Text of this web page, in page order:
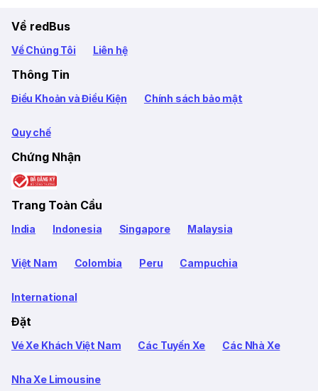
Về redBus
Về Chúng Tôi Liên hệ
Thông Tin
Điều Khoản và Điều Kiện Chính sách bảo mật
Quy chế
Chứng Nhận
Trang Toàn Cầu
India Indonesia Singapore Malaysia
Việt Nam Colombia Peru Campuchia
International
Đặt
Vé Xe Khách Việt Nam Các Tuyến Xe Các Nhà Xe
Nha Xe Limousine